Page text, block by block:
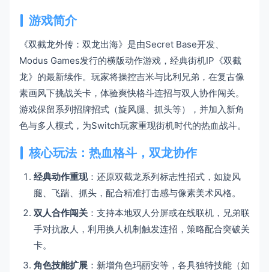
游戏简介
《双截龙外传：双龙出海》是由Secret Base开发、
Modus Games发行的横版动作游戏，经典街机IP《双截
龙》的最新续作。玩家将操控吉米与比利兄弟，在复古像
素画风下挑战关卡，体验爽快格斗连招与双人协作闯关。
游戏保留系列招牌招式（旋风腿、抓头等），并加入新角
色与多人模式，为Switch玩家重现街机时代的热血战斗。
核心玩法：热血格斗，双龙协作
经典动作重现：还原双截龙系列标志性招式，如旋风
腿、飞踹、抓头，配合精准打击感与像素美术风格。
双人合作闯关 ：支持本地双人分屏或在线联机，兄弟联
手对抗敌人，利用换人机制触发连招，策略配合突破关
卡。
角色技能扩展 ：新增角色玛丽安等，各具独特技能（如